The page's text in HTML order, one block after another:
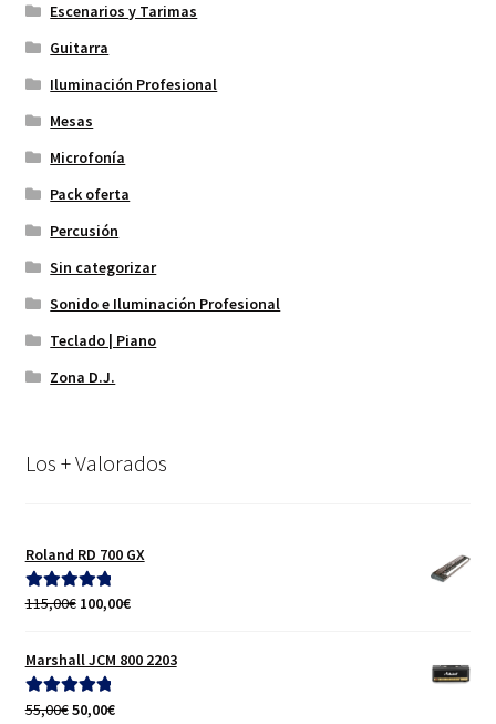
Escenarios y Tarimas
Guitarra
Iluminación Profesional
Mesas
Microfonía
Pack oferta
Percusión
Sin categorizar
Sonido e Iluminación Profesional
Teclado | Piano
Zona D.J.
Los + Valorados
Roland RD 700 GX
Valorado con
115,00€ El
original
era:
100,00€El
actual
Marshall JCM 800 2203
Valorado con
55,00€El
50,00€El